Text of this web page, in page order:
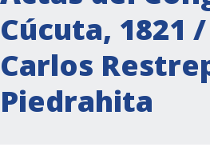
Cúcuta, 1821
Carlos
Piedrahita